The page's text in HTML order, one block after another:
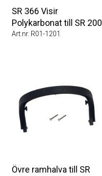
SR 366 Visir
Polykarbonat till SR 200
Art.nr. R01-1201
Övre ramhalva till SR